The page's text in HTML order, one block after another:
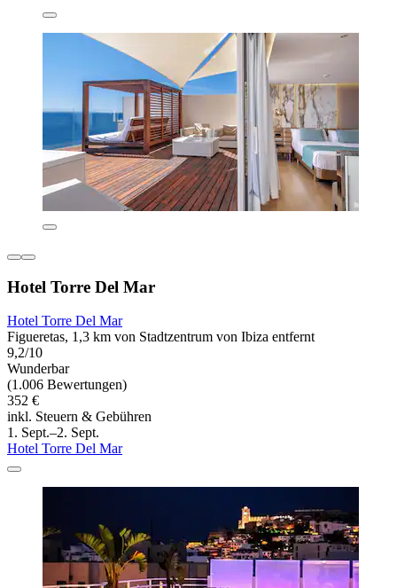
Hotel Torre Del Mar
Hotel Torre Del Mar
Figueretas, 1,3 km von Stadtzentrum von Ibiza entfernt
9,2/10
Wunderbar
(1.006 Bewertungen)
352 €
inkl. Steuern & Gebühren
1. Sept.–2. Sept.
Hotel Torre Del Mar